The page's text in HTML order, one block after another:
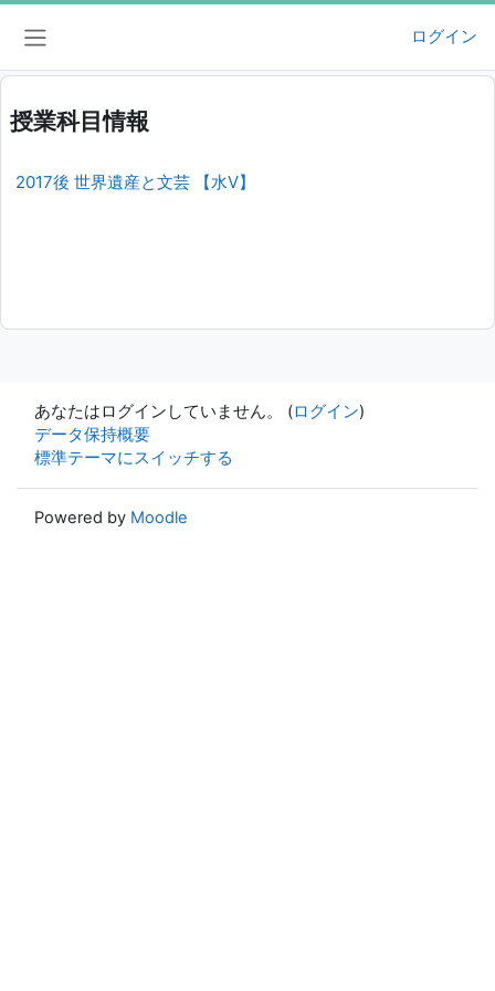
メインコンテンツへスキップする
ログイン
授業科目情報
2017後 世界遺産と文芸 【水V】
あなたはログインしていません。 (ログイン)
データ保持概要
標準テーマにスイッチする
Powered by Moodle